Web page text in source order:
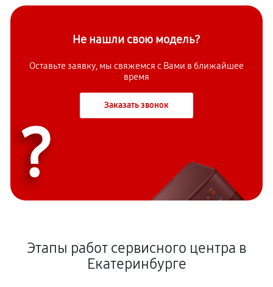
Не нашли свою модель?
Оставьте заявку, мы свяжемся с Вами в ближайшее
время
Заказать звонок
?
Этапы работ сервисного центра в
Екатеринбурге